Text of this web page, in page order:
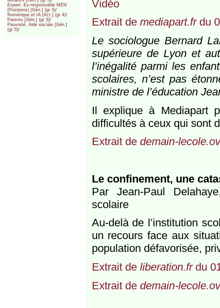
Expert, Ex-responsable MEN
(Positions) [Gén.] (gr 3)/
Numérique et IA [Act.] (gr 4)/
Parents [Gén.] (gr 3)/
Pauvreté, Aide sociale [Gén.]
(gr 5)/
Vidéo
Extrait de mediapart.frdu
Le sociologue Bernard
supérieure de Lyon et
l’inégalité parmi les
scolaires, n’est pas
ministre de l’éducation
Il explique à Mediapart
difficultés à ceux qui sont
Extrait de demain-
Le confinement, une
Par Jean-Paul
scolaire
Au-delà de l’institution
un recours face aux
population défavorisée,
Extrait de liberation.frdu
Extrait de demain-